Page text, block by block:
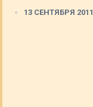
13 СЕНТЯБРЯ 2011